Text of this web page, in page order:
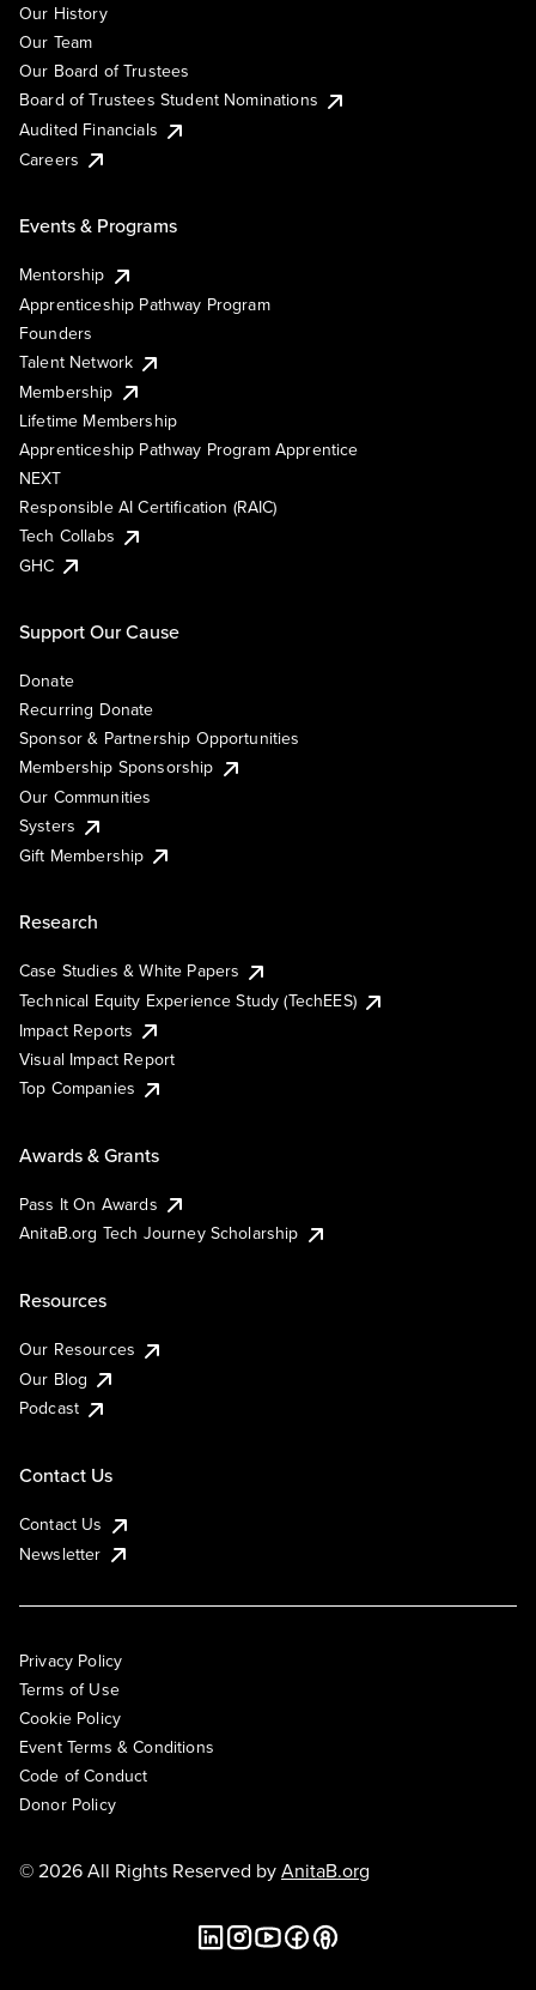
Our History
Our Team
Our Board of Trustees
Board of Trustees Student Nominations
Audited Financials
Careers
Events & Programs
Mentorship
Apprenticeship Pathway Program
Founders
Talent Network
Membership
Lifetime Membership
Apprenticeship Pathway Program Apprentice
NEXT
Responsible AI Certification (RAIC)
Tech Collabs
GHC
Support Our Cause
Donate
Recurring Donate
Sponsor & Partnership Opportunities
Membership Sponsorship
Our Communities
Systers
Gift Membership
Research
Case Studies & White Papers
Technical Equity Experience Study (TechEES)
Impact Reports
Visual Impact Report
Top Companies
Awards & Grants
Pass It On Awards
AnitaB.org Tech Journey Scholarship
Resources
Our Resources
Our Blog
Podcast
Contact Us
Contact Us
Newsletter
Privacy Policy
Terms of Use
Cookie Policy
Event Terms & Conditions
Code of Conduct
Donor Policy
© 2026 All Rights Reserved byAnitaB.org